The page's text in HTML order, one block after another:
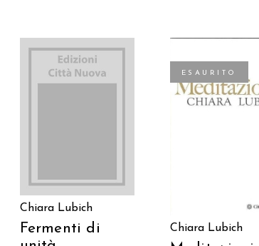
Chiara Lubich
Fermenti di
ESAURITO
Chiara Lubich